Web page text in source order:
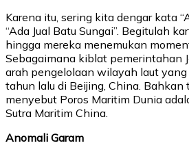
Karena itu, sering kita dengar kata
“Ada Jual Batu Sungai”. Begitulah
hingga mereka menemukan
Sebagaimana kiblat pemerintahan
arah pengelolaan wilayah laut
tahun lalu di Beijing, China.
menyebut Poros Maritim Dunia
Sutra Maritim China.
Anomali Garam